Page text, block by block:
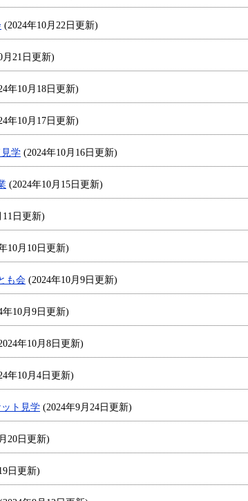
(2024年10月22日更新)
月21日更新)
年10月18日更新)
年10月17日更新)
学 (2024年10月16日更新)
(2024年10月15日更新)
11日更新)
10月10日更新)
も会 (2024年10月9日更新)
年10月9日更新)
年10月8日更新)
年10月4日更新)
ト見学 (2024年9月24日更新)
20日更新)
日更新)